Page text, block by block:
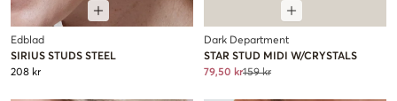
Edblad
SIRIUS STUDS STEEL
208 kr
Dark Department
STAR STUD MIDI W/CRYSTALS
79,50 kr159 kr